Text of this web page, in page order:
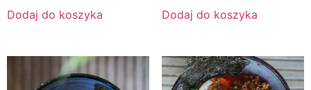
Dodaj do koszyka Dodaj do koszyka